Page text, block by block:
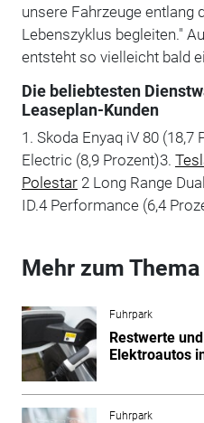
unsere Fahrzeuge entlang
Lebenszyklus begleiten."
entsteht so vielleicht bald
Die beliebtesten
Leaseplan-Kunden
1. Skoda Enyaq iV 80 (18,7
Electric (8,9 Prozent)3.
Polestar2 Long Range
ID.4 Performance (6,4
Mehr zum
Fuhrpark
Restwerte
Elektroautos
Fuhrpark